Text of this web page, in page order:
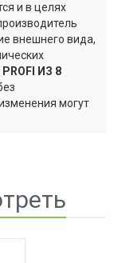
и в целях
внешнего вида,
ИЗ 8
могут